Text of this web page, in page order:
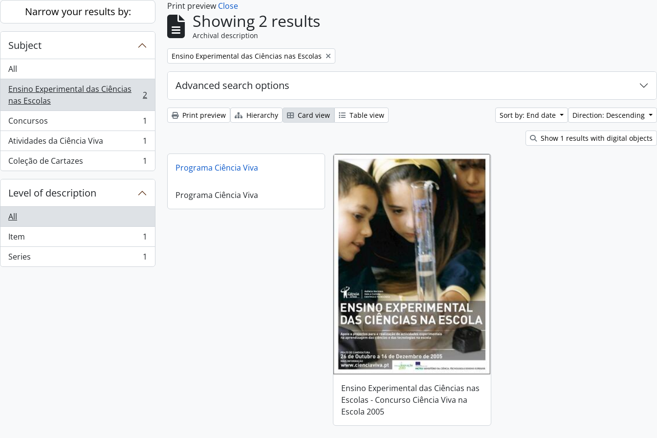
Skip to main content
Narrow your results by:
Subject
All
Ensino Experimental das Ciências
nas Escolas
, 2 results 2
Concursos
, 1 results
1
Atividades da Ciência Viva
, 1 results
1
Coleção de Cartazes
, 1 results 1
Level of description
All
Item
, 1 results
1
Series
, 1 results 1
Print preview Close
Showing 2 results
Archival description
Remove filter:
Ensino Experimental das Ciências nas Escolas
Advanced search options
Print preview Hierarchy Card view Table view Sort by: End date Direction: Descending
Show 1 results with digital objects
Programa Ciência Viva
Programa Ciência Viva
Ensino Experimental das Ciências nas
Escolas - Concurso Ciência Viva na
Escola 2005